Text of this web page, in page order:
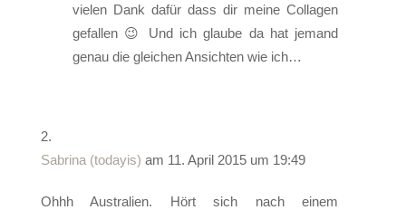
vielen Dank dafür dass dir meine Collagen
gefallen 😉 Und ich glaube da hat jemand
genau die gleichen Ansichten wie ich…
Sabrina (todayis) am 11. April 2015 um 19:49
Ohhh Australien. Hört sich nach einem